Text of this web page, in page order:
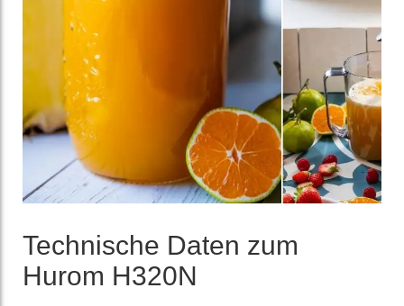
Tech­nische Daten zum
Hurom H320N